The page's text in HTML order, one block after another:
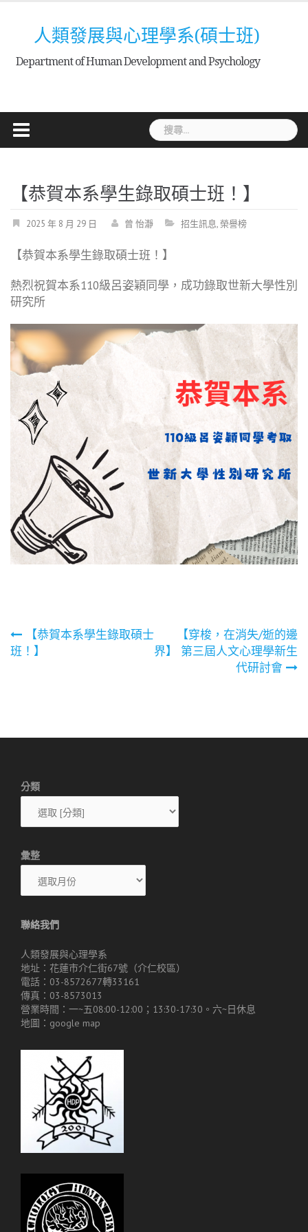
content人類發展與心理學系(碩士班)
Department of Human Development and Psychology
搜
尋
字:
【恭賀本系學生錄取碩士班！】
2025 年 8 月 29 日 曾 怡瀞 招生訊息, 榮譽榜
【恭賀本系學生錄取碩士班！】
熱烈祝賀本系110級呂姿穎同學，成功錄取世新大學性別
研究所
文
覽
【恭賀本系學生錄取碩士
班！】
【穿梭，在消失/逝的邊
界】 第三屆人文心理學新生
代研討會
分類
彙整
聯絡我們
人類發展與心理學系
地址：花蓮市介仁街67號（介仁校區）
電話：03-8572677轉33161
傳真：03-8573013
營業時間：一~五08:00-12:00；13:30-17:30。六~日休息
地圖： google map